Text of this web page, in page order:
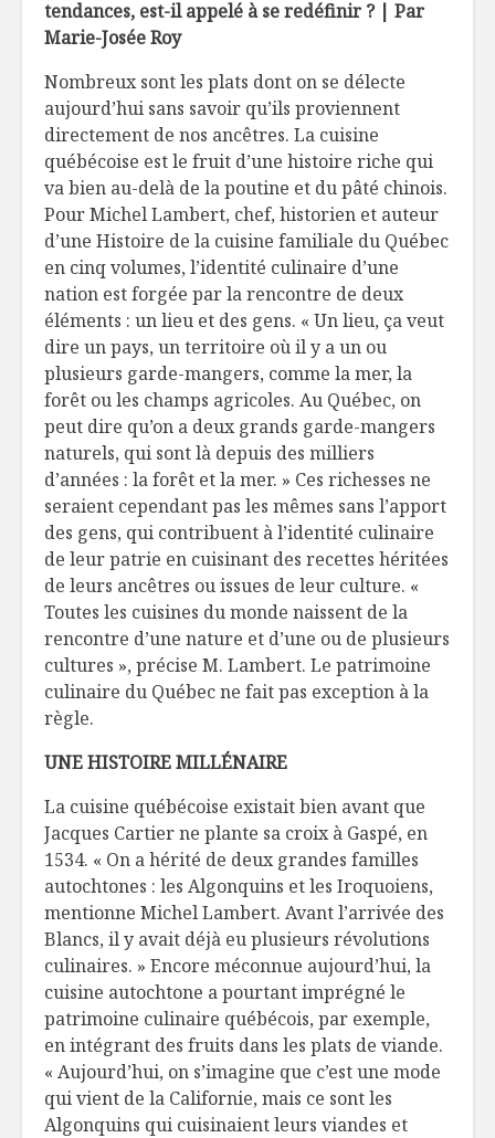
tendances, est-il appelé à se redéfinir ? | Par
Marie-Josée Roy
Nombreux sont les plats dont on se délecte
aujourd’hui sans savoir qu’ils proviennent
directement de nos ancêtres. La cuisine
québécoise est le fruit d’une histoire riche qui
va bien au-delà de la poutine et du pâté chinois.
Pour Michel Lambert, chef, historien et auteur
d’une Histoire de la cuisine familiale du Québec
en cinq volumes, l’identité culinaire d’une
nation est forgée par la rencontre de deux
éléments : un lieu et des gens. « Un lieu, ça veut
dire un pays, un territoire où il y a un ou
plusieurs garde-mangers, comme la mer, la
forêt ou les champs agricoles. Au Québec, on
peut dire qu’on a deux grands garde-mangers
naturels, qui sont là depuis des milliers
d’années : la forêt et la mer. » Ces richesses ne
seraient cependant pas les mêmes sans l’apport
des gens, qui contribuent à l’identité culinaire
de leur patrie en cuisinant des recettes héritées
de leurs ancêtres ou issues de leur culture. «
Toutes les cuisines du monde naissent de la
rencontre d’une nature et d’une ou de plusieurs
cultures », précise M. Lambert. Le patrimoine
culinaire du Québec ne fait pas exception à la
règle.
UNE HISTOIRE MILLÉNAIRE
La cuisine québécoise existait bien avant que
Jacques Cartier ne plante sa croix à Gaspé, en
1534. « On a hérité de deux grandes familles
autochtones : les Algonquins et les Iroquoiens,
mentionne Michel Lambert. Avant l’arrivée des
Blancs, il y avait déjà eu plusieurs révolutions
culinaires. » Encore méconnue aujourd’hui, la
cuisine autochtone a pourtant imprégné le
patrimoine culinaire québécois, par exemple,
en intégrant des fruits dans les plats de viande.
« Aujourd’hui, on s’imagine que c’est une mode
qui vient de la Californie, mais ce sont les
Algonquins qui cuisinaient leurs viandes et
millénaire
Ferme Jérôme
Desjardins
Légumes grillés et